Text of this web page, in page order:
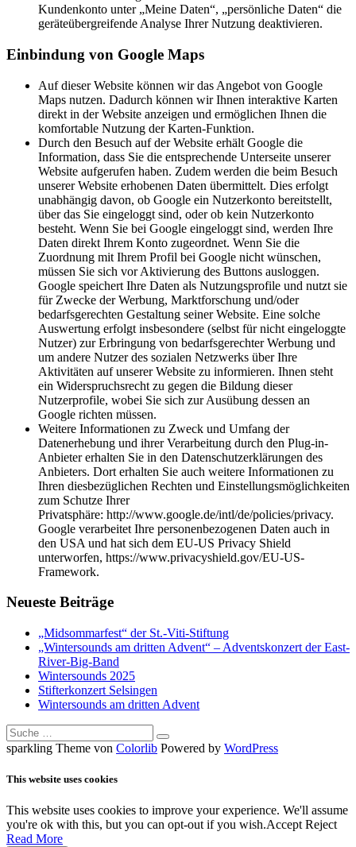
Kundenkonto unter „Meine Daten“, „persönliche Daten“ die
geräteübergreifende Analyse Ihrer Nutzung deaktivieren.
Einbindung von Google Maps
Auf dieser Website können wir das Angebot von Google
Maps nutzen. Dadurch können wir Ihnen interaktive Karten
direkt in der Website anzeigen und ermöglichen Ihnen die
komfortable Nutzung der Karten-Funktion.
Durch den Besuch auf der Website erhält Google die
Information, dass Sie die entsprechende Unterseite unserer
Website aufgerufen haben. Zudem werden die beim Besuch
unserer Website erhobenen Daten übermittelt. Dies erfolgt
unabhängig davon, ob Google ein Nutzerkonto bereitstellt,
über das Sie eingeloggt sind, oder ob kein Nutzerkonto
besteht. Wenn Sie bei Google eingeloggt sind, werden Ihre
Daten direkt Ihrem Konto zugeordnet. Wenn Sie die
Zuordnung mit Ihrem Profil bei Google nicht wünschen,
müssen Sie sich vor Aktivierung des Buttons ausloggen.
Google speichert Ihre Daten als Nutzungsprofile und nutzt sie
für Zwecke der Werbung, Marktforschung und/oder
bedarfsgerechten Gestaltung seiner Website. Eine solche
Auswertung erfolgt insbesondere (selbst für nicht eingeloggte
Nutzer) zur Erbringung von bedarfsgerechter Werbung und
um andere Nutzer des sozialen Netzwerks über Ihre
Aktivitäten auf unserer Website zu informieren. Ihnen steht
ein Widerspruchsrecht zu gegen die Bildung dieser
Nutzerprofile, wobei Sie sich zur Ausübung dessen an
Google richten müssen.
Weitere Informationen zu Zweck und Umfang der
Datenerhebung und ihrer Verarbeitung durch den Plug-in-
Anbieter erhalten Sie in den Datenschutzerklärungen des
Anbieters. Dort erhalten Sie auch weitere Informationen zu
Ihren diesbezüglichen Rechten und Einstellungsmöglichkeiten
zum Schutze Ihrer
Privatsphäre: http://www.google.de/intl/de/policies/privacy.
Google verarbeitet Ihre personenbezogenen Daten auch in
den USA und hat sich dem EU-US Privacy Shield
unterworfen, https://www.privacyshield.gov/EU-US-
Framework.
Neueste Beiträge
„Midsommarfest“ der St.-Viti-Stiftung
„Wintersounds am dritten Advent“ – Adventskonzert der East-
River-Big-Band
Wintersounds 2025
Stifterkonzert Selsingen
Wintersounds am dritten Advent
Suche
nach:
sparkling Theme von Colorlib Powered by WordPress
This website uses cookies
This website uses cookies to improve your experience. We'll assume
you're ok with this, but you can opt-out if you wish.Accept Reject
Read More